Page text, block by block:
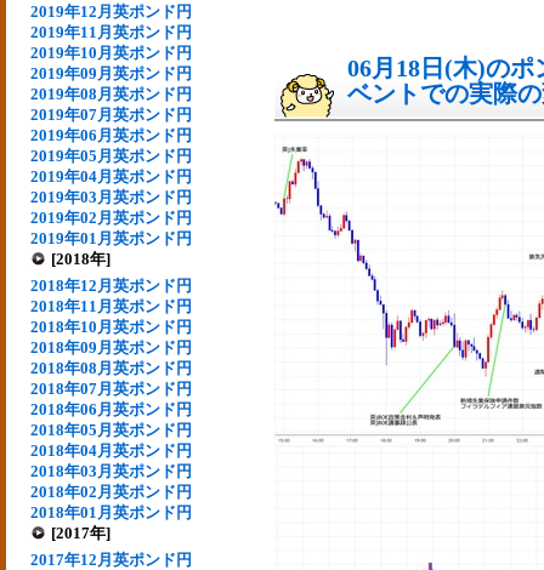
2019年12月英ポンド円
2019年11月英ポンド円
2019年10月英ポンド円
2019年09月英ポンド円
2019年08月英ポンド円
2019年07月英ポンド円
2019年06月英ポンド円
2019年05月英ポンド円
2019年04月英ポンド円
2019年03月英ポンド円
2019年02月英ポンド円
2019年01月英ポンド円
[2018年]
2018年12月英ポンド円
2018年11月英ポンド円
2018年10月英ポンド円
2018年09月英ポンド円
2018年08月英ポンド円
2018年07月英ポンド円
2018年06月英ポンド円
2018年05月英ポンド円
2018年04月英ポンド円
2018年03月英ポンド円
2018年02月英ポンド円
2018年01月英ポンド円
[2017年]
2017年12月英ポンド円
06月18日(木)の
ベントでの実際